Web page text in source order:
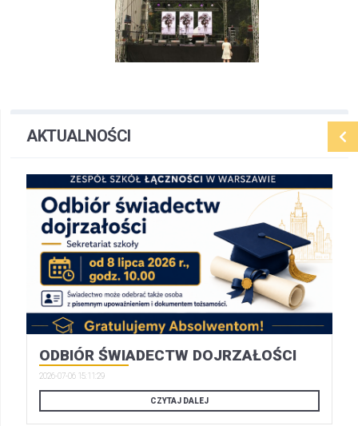
AKTUALNOŚCI
ODBIÓR ŚWIADECTW DOJRZAŁOŚCI
2026-07-06 15:11:29
CZYTAJ DALEJ